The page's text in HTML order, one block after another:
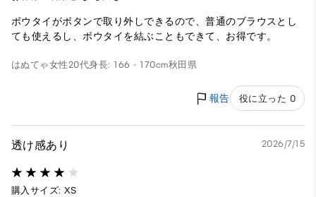
ボウタイがボタンで取り外しできるので、普通のブラウスとし
ても使えるし、ボウタイを結ぶこともできて、お得です。
はぬてゃ女性20代身長: 166 - 170cm秋田県
報告 役に立った 0
透け感あり 2026/7/15
購入サイズ: XS